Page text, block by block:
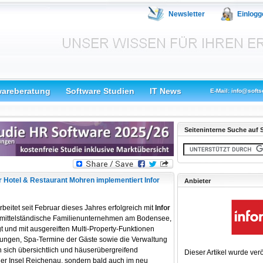
Newsletter
Software Studien IT News E-Mail:
Hotel & Restaurant Mohren implementiert Infor
seit Februar dieses Jahres erfolgreich mitInfor
Familienunternehmen am Bodensee,
und mit ausgereiften Multi-Property-Funktionen
Spa-Termine der Gäste sowie die Verwaltung
übersichtlich und häuserübergreifend
Insel Reichenau, sondern bald auch im neu
Seiteninterne Suche auf
Anbieter
Dieser Artikel wurde